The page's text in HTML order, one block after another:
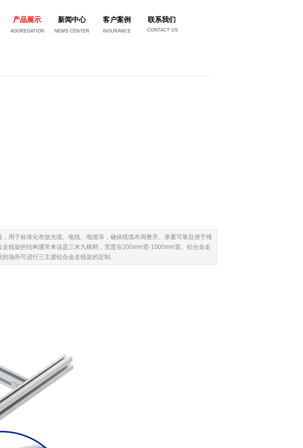
CONTACT US
产品展示 新闻中心 客户案例 联系我们
INSURANCE
NEWS CENTER
AGGREGATION
用于标准化布放光缆、电线、电缆等，确保线缆布局整齐、承重可靠且便于维
线架的结构通常来说是三米九横档，宽度在200mm宽-1000mm宽。铝合金走
场所可进行三主梁铝合金走线架的定制。